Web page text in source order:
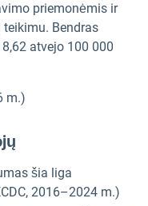
priemonėmis ir
Bendras
atvejo 100 000
m.)
šia liga
2016–2024 m.)